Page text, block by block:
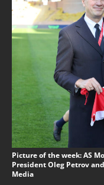
Picture of the week: AS
President Oleg Petrov
Media